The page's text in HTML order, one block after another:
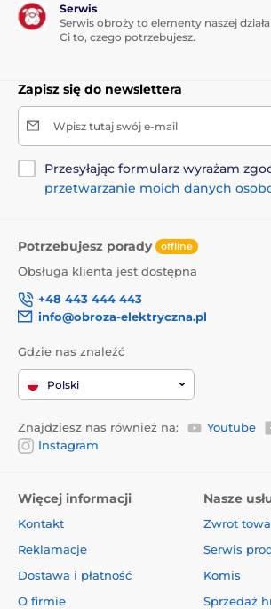
Serwis
Serwis obroży to elementy naszej
Ci to, czego potrzebujesz.
Zapisz się do newslettera
Wpisz tutaj swój e-mail
Przesyłając formularz wyrażam
przetwarzanie moich danych
Potrzebujesz porady offline
Obsługa klienta jest dostępna
+48 443 444 443
info@obroza-elektryczna.pl
Gdzie nas znaleźć
Polski
Znajdziesz nas również na: Youtube
Instagram
Więcej informacji
Kontakt
Reklamacje
Dostawa i płatność
O firmie
Nasze
Zwrot
Serwis
Komis
Sprzedaż